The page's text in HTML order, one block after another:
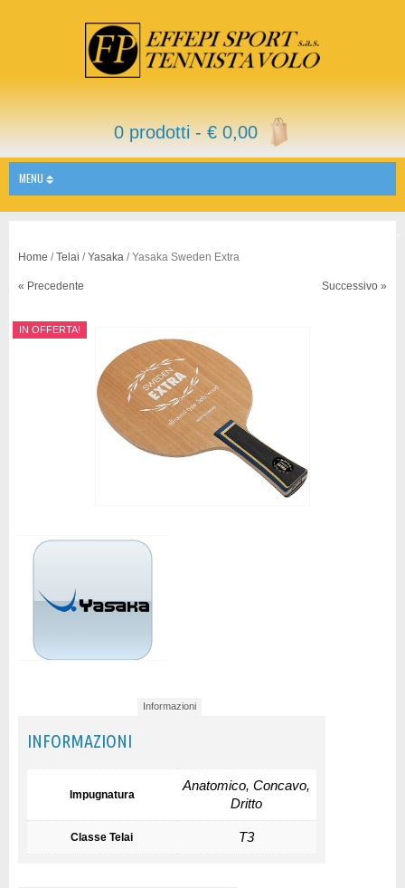
0 prodotti -€0,00
MENU
Home /Telai /Yasaka / Yasaka Sweden Extra
« Precedente Successivo »
IN OFFERTA!
Informazioni
INFORMAZIONI
Impugnatura
Anatomico, Concavo,
Dritto
Classe Telai T3